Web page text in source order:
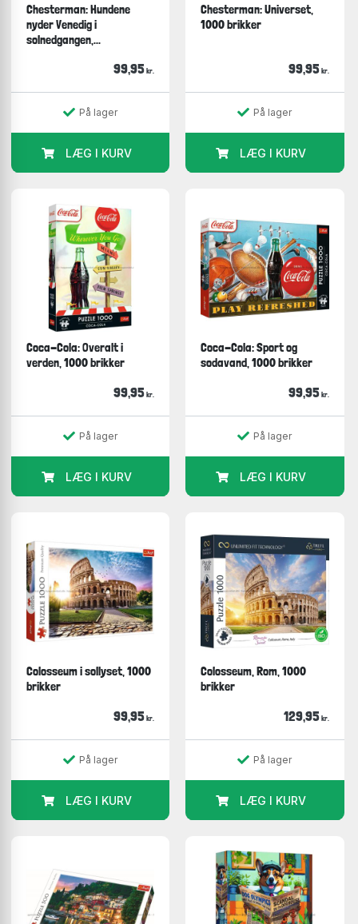
Chesterman: Hundene
nyder Venedig i
solnedgangen,...
99,95 kr.
På lager
LÆG I KURV
Chesterman: Universet,
1000 brikker
99,95 kr.
På lager
LÆG I KURV
Coca-Cola: Overalt i
verden, 1000 brikker
99,95 kr.
På lager
LÆG I KURV
Coca-Cola: Sport og
sodavand, 1000 brikker
99,95 kr.
På lager
LÆG I KURV
Colosseum i sollyset, 1000
brikker
99,95 kr.
På lager
LÆG I KURV
Colosseum, Rom, 1000
brikker
129,95 kr.
På lager
LÆG I KURV